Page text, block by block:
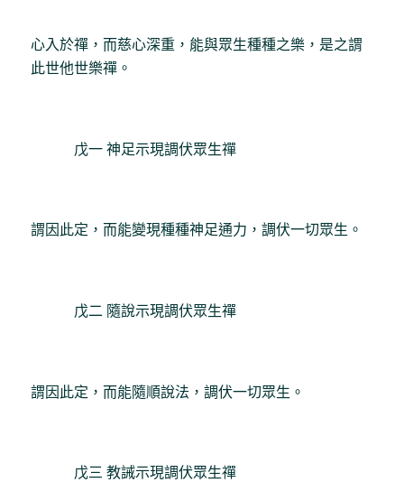
心入於禪，而慈心深重，能與眾生種種之樂，是之謂
此世他世樂禪。
戊一 神足示現調伏眾生禪
謂因此定，而能變現種種神足通力，調伏一切眾生。
戊二 隨說示現調伏眾生禪
謂因此定，而能隨順說法，調伏一切眾生。
戊三 教誡示現調伏眾生禪